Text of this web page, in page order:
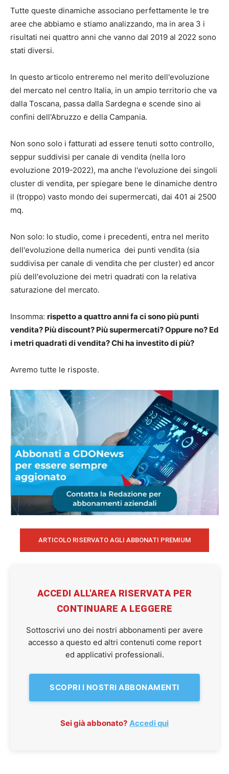
Tutte queste dinamiche associano perfettamente le tre
aree che abbiamo e stiamo analizzando, ma in area 3 i
risultati nei quattro anni che vanno dal 2019 al 2022 sono
stati diversi.
In questo articolo entreremo nel merito dell'evoluzione
del mercato nel centro Italia, in un ampio territorio che va
dalla Toscana, passa dalla Sardegna e scende sino ai
confini dell'Abruzzo e della Campania.
Non sono solo i fatturati ad essere tenuti sotto controllo,
seppur suddivisi per canale di vendita (nella loro
evoluzione 2019-2022), ma anche l'evoluzione dei singoli
cluster di vendita, per spiegare bene le dinamiche dentro
il (troppo) vasto mondo dei supermercati, dai 401 ai 2500
mq.
Non solo: lo studio, come i precedenti, entra nel merito
dell'evoluzione della numerica dei punti vendita (sia
suddivisa per canale di vendita che per cluster) ed ancor
più dell'evoluzione dei metri quadrati con la relativa
saturazione del mercato.
Insomma: rispetto a quattro anni fa ci sono più punti
vendita? Più discount? Più supermercati? Oppure no? Ed
i metri quadrati di vendita? Chi ha investito di più?
Avremo tutte le risposte.
ARTICOLO RISERVATO AGLI ABBONATI PREMIUM
ACCEDI ALL'AREA RISERVATA PER
CONTINUARE A LEGGERE
Sottoscrivi uno dei nostri abbonamenti per avere
accesso a questo ed altri contenuti come report
ed applicativi professionali.
SCOPRI I NOSTRI ABBONAMENTI
Sei già abbonato? Accedi qui